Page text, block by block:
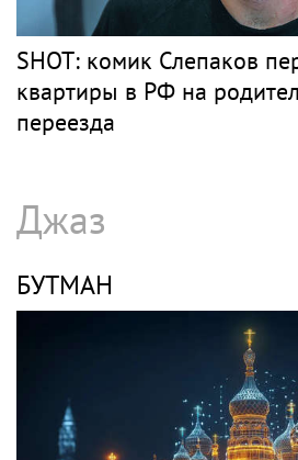
SHOT: комик Слепаков
квартиры в РФ на
переезда
Джаз
БУТМАН